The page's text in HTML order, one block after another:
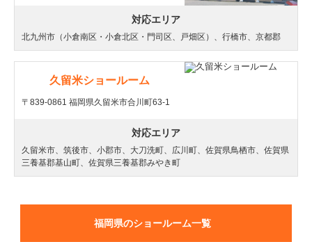
対応エリア
北九州市（小倉南区・小倉北区・門司区、戸畑区）、行橋市、京都郡
久留米ショールーム
〒839-0861 福岡県久留米市合川町63-1
対応エリア
久留米市、筑後市、小郡市、大刀洗町、広川町、佐賀県鳥栖市、佐賀県
三養基郡基山町、佐賀県三養基郡みやき町
福岡県のショールーム一覧